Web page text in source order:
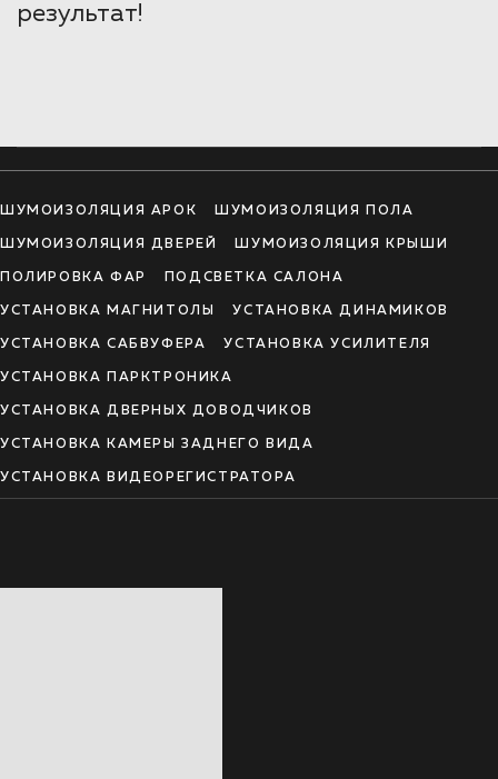
результат!
ШУМОИЗОЛЯЦИЯ АРОК ШУМОИЗОЛЯЦИЯ ПОЛА
ШУМОИЗОЛЯЦИЯ ДВЕРЕЙ ШУМОИЗОЛЯЦИЯ КРЫШИ
ПОЛИРОВКА ФАР ПОДСВЕТКА САЛОНА
УСТАНОВКА МАГНИТОЛЫ УСТАНОВКА ДИНАМИКОВ
УСТАНОВКА САБВУФЕРА УСТАНОВКА УСИЛИТЕЛЯ
УСТАНОВКА ПАРКТРОНИКА
УСТАНОВКА ДВЕРНЫХ ДОВОДЧИКОВ
УСТАНОВКА КАМЕРЫ ЗАДНЕГО ВИДА
УСТАНОВКА ВИДЕОРЕГИСТРАТОРА